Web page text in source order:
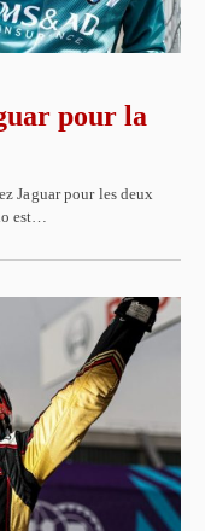
pour la
Jaguar pour les deux
est…